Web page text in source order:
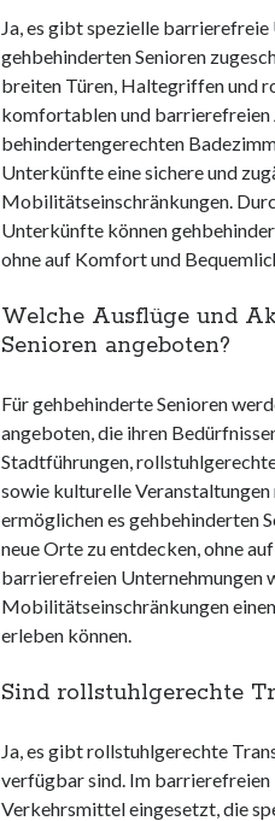
Ja, es gibt spezielle
gehbehinderten Senioren
breiten Türen, Haltegriffen und
komfortablen und barrierefreien
behindertengerechten
Unterkünfte eine sichere und
Mobilitätseinschränkungen.
Unterkünfte können
ohne auf Komfort und
Welche Ausflüge und
Senioren angeboten?
Für gehbehinderte Senioren
angeboten, die ihren
Stadtführungen,
sowie kulturelle
ermöglichen es gehbehinderten
neue Orte zu entdecken, ohne
barrierefreien Unternehmungen
Mobilitätseinschränkungen
erleben können.
Sind rollstuhlgerechte
Ja, es gibt rollstuhlgerechte
verfügbar sind. Im barrierefreien
Verkehrsmittel eingesetzt, die